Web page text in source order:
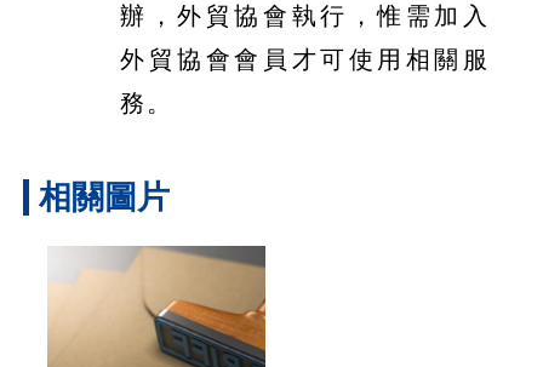
辦，外貿協會執行，惟需加入
外貿協會會員才可使用相關服
務。
相關圖片